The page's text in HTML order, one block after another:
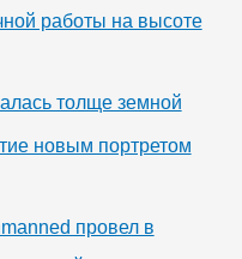
работы на высоте
толще земной
новым портретом
провел в